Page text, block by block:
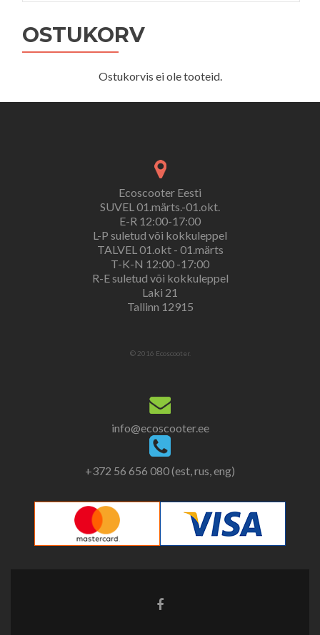
OSTUKORV
Ostukorvis ei ole tooteid.
Ecoscooter Eesti
SUVEL 01.märts.-01.okt.
E-R 12:00-17:00
L-P suletud või kokkuleppel
TALVEL 01.okt - 01.märts
T-K-N 12:00 -17:00
R-E suletud või kokkuleppel
Laki 21
Tallinn 12915
© 2016 Ecoscooter.
info@ecoscooter.ee
+372 56 656 080 (est, rus, eng)
Facebook